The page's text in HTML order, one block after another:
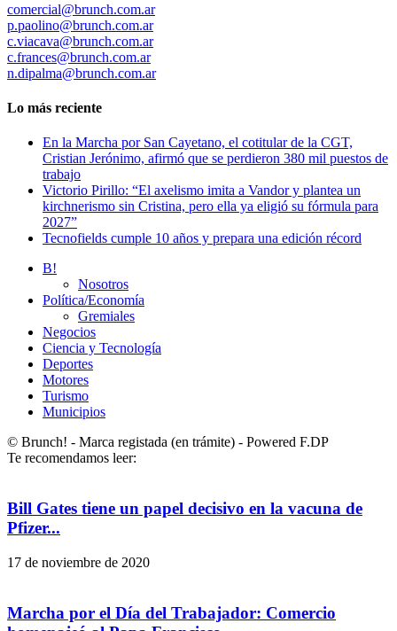
comercial@brunch.com.ar
p.paolino@brunch.com.ar
c.viacava@brunch.com.ar
c.frances@brunch.com.ar
n.dipalma@brunch.com.ar
Lo más reciente
En la Marcha por San Cayetano, el cotitular de la CGT,
Cristian Jerónimo, afirmó que se perdieron 380 mil puestos de
trabajo
Victorio Pirillo: “El axelismo imita a Vandor y plantea un
kirchnerismo sin Cristina, pero ella ya eligió su fórmula para
2027”
Tecnofields cumple 10 años y prepara una edición récord
B!
Nosotros
Política/Economía
Gremiales
Negocios
Ciencia y Tecnología
Deportes
Motores
Turismo
Municipios
© Brunch! - Marca registada (en trámite) - Powered F.DP
Te recomendamos leer:
Bill Gates tiene un papel decisivo en la vacuna de
Pfizer...
17 de noviembre de 2020
Marcha por el Día del Trabajador: Comercio